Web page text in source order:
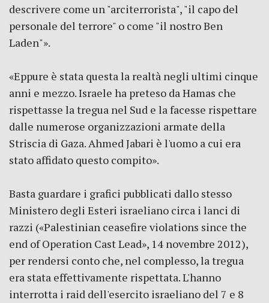
descrivere come un "arciterrorista", "il capo del
personale del terrore" o come "il nostro Ben
Laden"».
«Eppure è stata questa la realtà negli ultimi cinque
anni e mezzo. Israele ha preteso da Hamas che
rispettasse la tregua nel Sud e la facesse rispettare
dalle numerose organizzazioni armate della
Striscia di Gaza. Ahmed Jabari è l'uomo a cui era
stato affidato questo compito».
Basta guardare i grafici pubblicati dallo stesso
Ministero degli Esteri israeliano circa i lanci di
razzi («Palestinian ceasefire violations since the
end of Operation Cast Lead», 14 novembre 2012),
per rendersi conto che, nel complesso, la tregua
era stata effettivamente rispettata. L'hanno
interrotta i raid dell'esercito israeliano del 7 e 8